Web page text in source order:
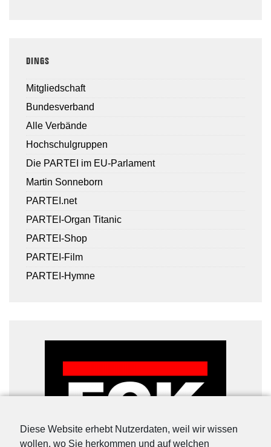
Diese Website erhebt Nutzerdaten, weil wir wissen
wollen, wo Sie herkommen und auf welchen
DINGS
Mitgliedschaft
Bundesverband
Alle Verbände
Hochschulgruppen
Die PARTEI im EU-Parlament
Martin Sonneborn
PARTEI.net
PARTEI-Organ Titanic
PARTEI-Shop
PARTEI-Film
PARTEI-Hymne